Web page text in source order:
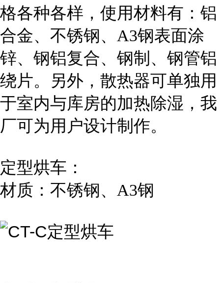
格各种各样，使用材料有：铝
合金、不锈钢、A3钢表面涂
锌、钢铝复合、钢制、钢管铝
绕片。另外，散热器可单独用
于室内与库房的加热除湿，我
厂可为用户设计制作。
定型烘车：
材质：不锈钢、A3钢